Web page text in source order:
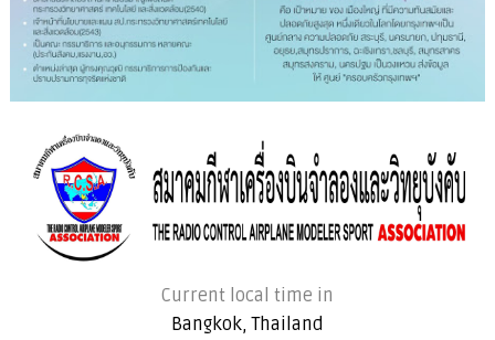
Current local time in
Bangkok, Thailand